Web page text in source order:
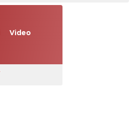
Video